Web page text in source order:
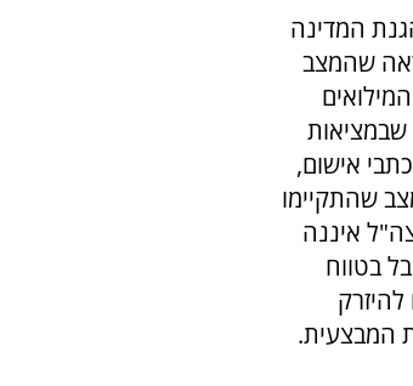
המדינה
שהמצב
שבמציאות
אישום,
שהתקיימו
איננה
בטווח
המבצעית.